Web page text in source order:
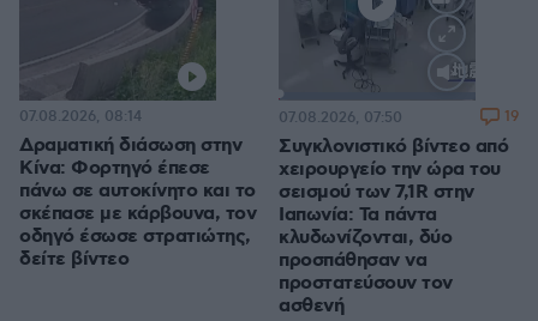
Δραματική διάσωση στην
Κίνα: Φορτηγό έπεσε
πάνω σε αυτοκίνητο και το
σκέπασε με κάρβουνα, τον
οδηγό έσωσε στρατιώτης,
δείτε βίντεο
07.08.2026, 08:14
100.00%
Συγκλονιστικό βίντεο από
χειρουργείο την ώρα του
σεισμού των 7,1R στην
Ιαπωνία: Τα πάντα
κλυδωνίζονται, δύο
προσπάθησαν να
προστατεύσουν τον
ασθενή
07.08.2026, 07:50 19